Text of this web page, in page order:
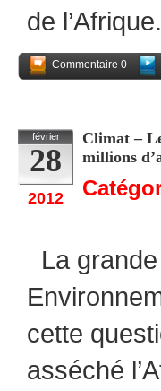
de
Commentaire 0
février
28
2012
Climat –
millions
La
cette
asséché